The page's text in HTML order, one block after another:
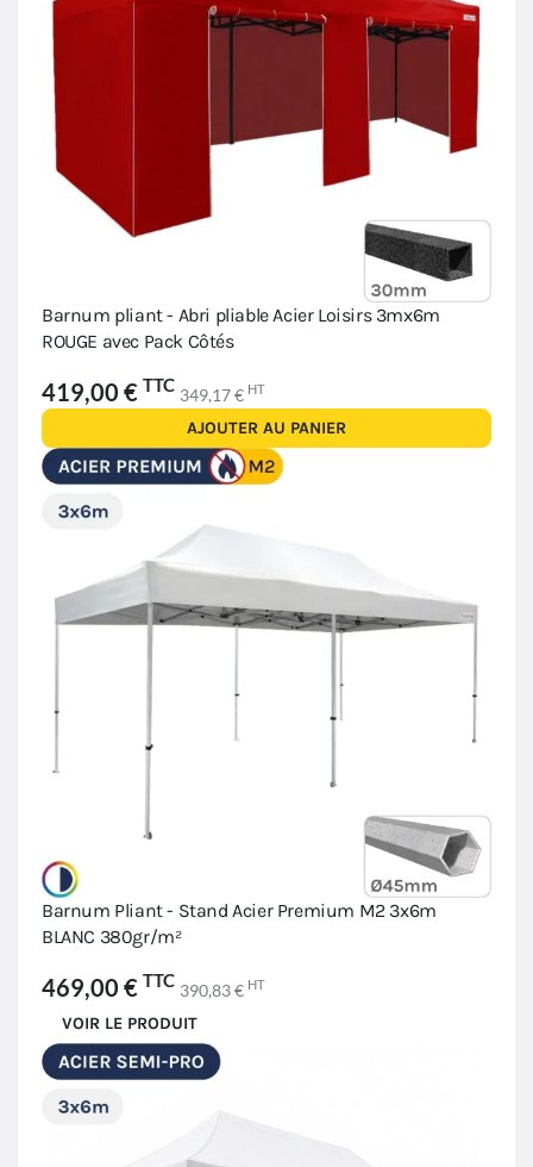
Barnum pliant - Abri pliable Acier Loisirs 3mx6m
ROUGE avec Pack Côtés
419,00 € TTC 349,17 € HT
AJOUTER AU PANIER
Barnum Pliant - Stand Acier Premium M2 3x6m
BLANC 380gr/m²
469,00 € TTC 390,83 € HT
VOIR LE PRODUIT